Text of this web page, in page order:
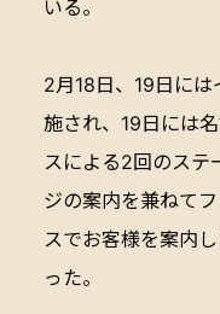
いる。
2月18日、19日に
施され、19日には
スによる2回のステ
ジの案内を兼ねて
スでお客様を案内
った。